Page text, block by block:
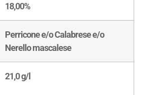
18,00%
Perricone e/o Calabrese e/o
Nerello mascalese
21,0 g/l